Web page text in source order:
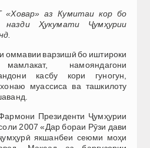
аз Кумитаи кор бо
Ҳукумати Ҷумҳурии
оммавии варзишӣ бо иштироки
намояндагони
касбу кори гуногун,
муассиса ва ташкилоту
Президенти Ҷумҳурии
2007 «Дар бораи Рӯзи дави
якшанбеи сеюми моҳи